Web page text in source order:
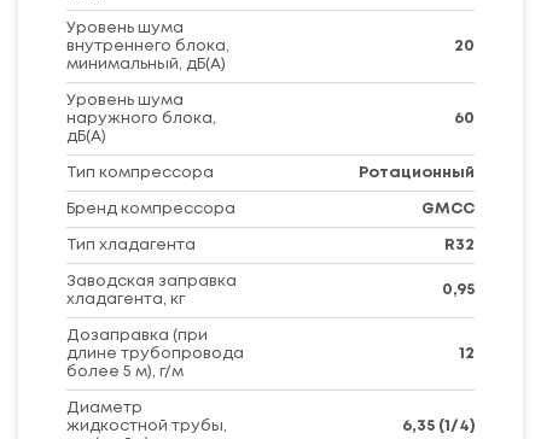
Уровень шума
внутреннего блока,
минимальный, дБ(А)
20
Уровень шума
наружного блока,
дБ(А)
60
Тип компрессора Ротационный
Бренд компрессора GMCC
Тип хладагента R32
Заводская заправка
хладагента, кг
0,95
Дозаправка (при
длине трубопровода
более 5 м), г/м
12
Диаметр
жидкостной трубы,
6,35 (1/4)